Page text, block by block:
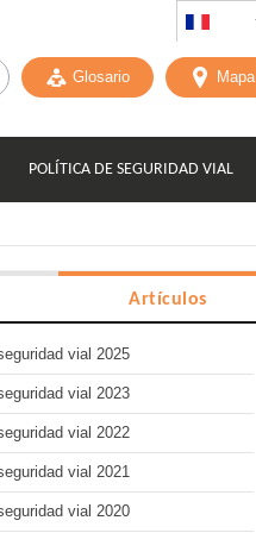
Glosario Mapa
POLÍTICA DE SEGURIDAD VIAL
Artículos
vial 2025
vial 2023
vial 2022
vial 2021
vial 2020